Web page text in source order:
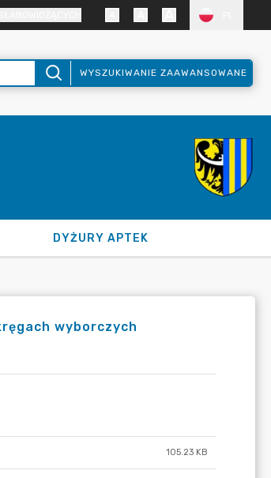
WYSZUKIWANIE ZAAWANSOWANE
DYŻURY APTEK
wyborczych
105.23 KB